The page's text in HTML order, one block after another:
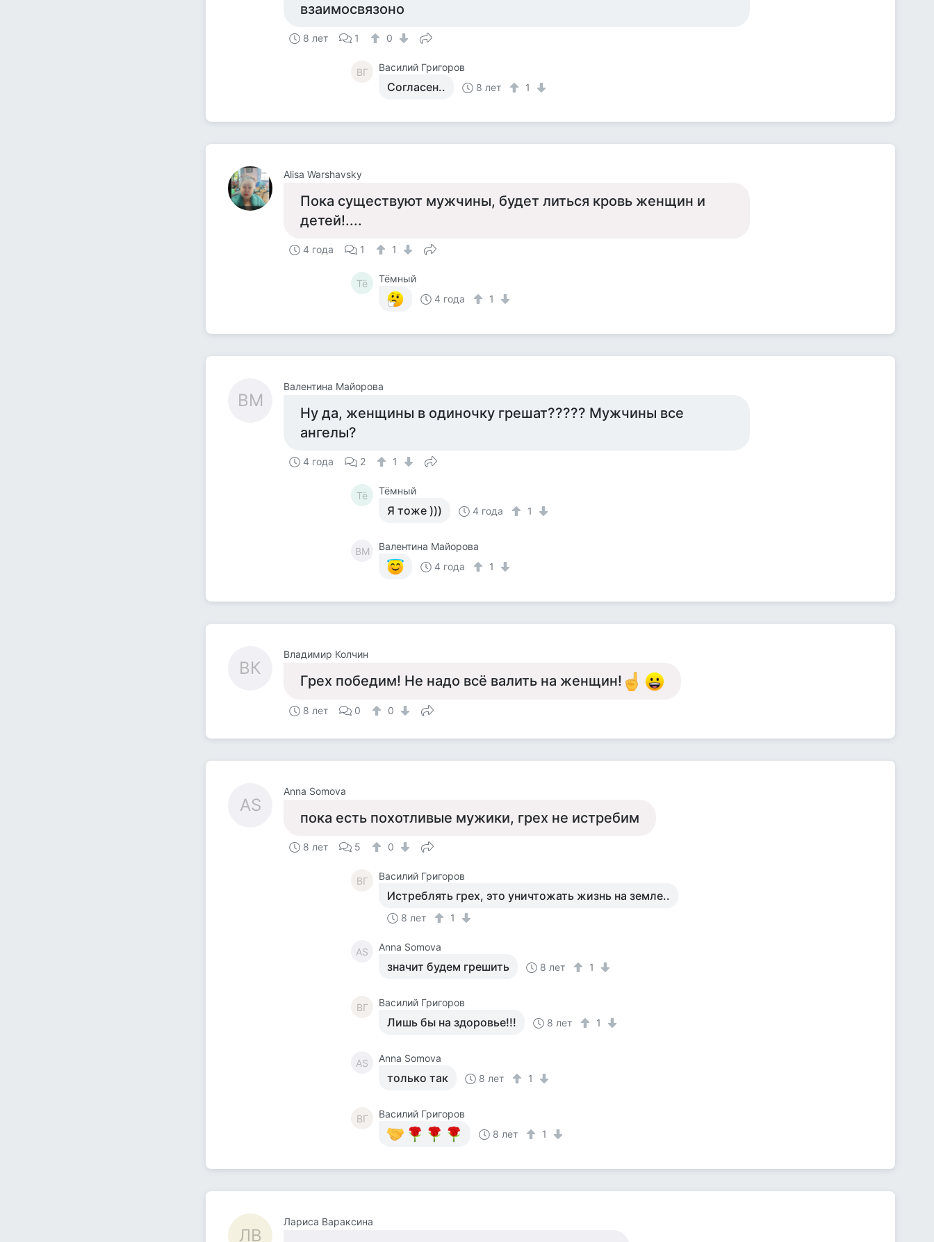
взаимосвязоно
8 лет 1 0
ВГ Василий Григоров
Согласен.. 8 лет 1
Alisa Warshavsky
Пока существуют мужчины, будет литься кровь женщин и
детей!....
4 года 1 1
Тё
Тёмный
4 года
1
ВМ
Валентина Майорова
Ну да, женщины в одиночку грешат????? Мужчины все
ангелы?
4 года 2 1
Тё Тёмный
Я тоже ))) 4 года 1
ВМ
Валентина Майорова
4 года
1
ВК
Владимир Колчин
Грех победим! Не надо всё валить на женщин!
8 лет 0 0
AS
Anna Somova
пока есть похотливые мужики, грех не истребим
8 лет 5 0
ВГ Василий Григоров
Истреблять грех, это уничтожать жизнь на земле..
8 лет 1
AS Anna Somova
значит будем грешить 8 лет 1
ВГ Василий Григоров
Лишь бы на здоровье!!! 8 лет 1
AS Anna Somova
только так 8 лет 1
ВГ
Василий Григоров
8 лет
1
ЛВ
Лариса Вараксина